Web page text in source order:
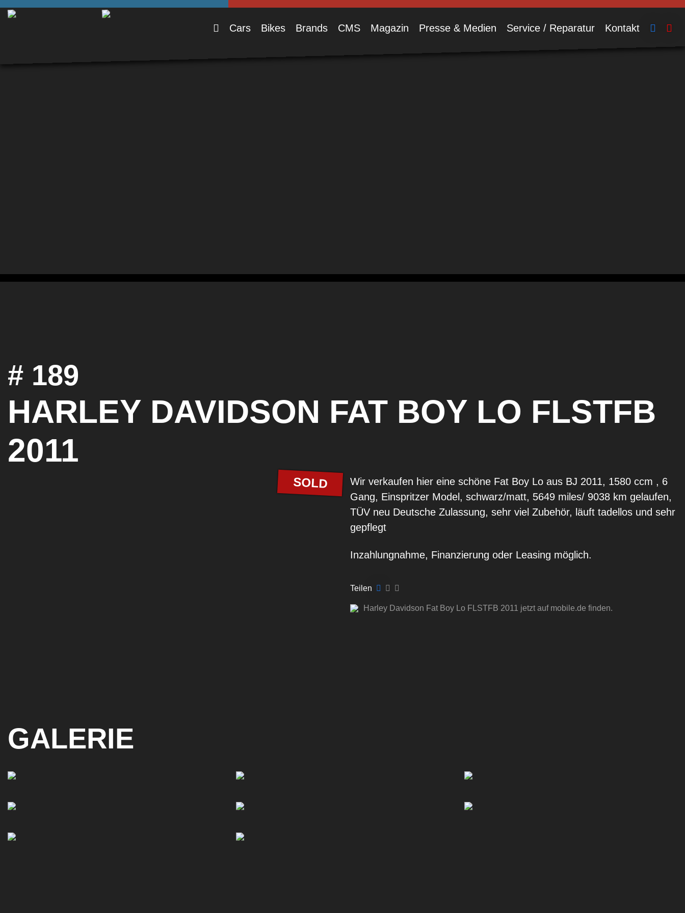
# 189
HARLEY DAVIDSON FAT BOY LO FLSTFB
2011
SOLD
Wir verkaufen hier eine schöne Fat Boy Lo aus BJ 2011, 1580 ccm , 6
Gang, Einspritzer Model, schwarz/matt, 5649 miles/ 9038 km gelaufen,
TÜV neu Deutsche Zulassung, sehr viel Zubehör, läuft tadellos und sehr
gepflegt
Inzahlungnahme, Finanzierung oder Leasing möglich.
Teilen
Harley Davidson Fat Boy Lo FLSTFB 2011 jetzt auf mobile.de finden.
GALERIE
Cars Bikes Brands CMS Magazin Presse & Medien Service / Reparatur Kontakt